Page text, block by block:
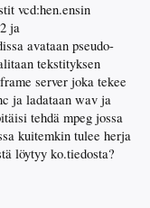
vcd:hen.ensin
ja
avataan pseudo-
tekstityksen
server joka tekee
ja ladataan wav ja
tehdä mpeg jossa
kuitemkin tulee herja
löytyy ko.tiedosta?